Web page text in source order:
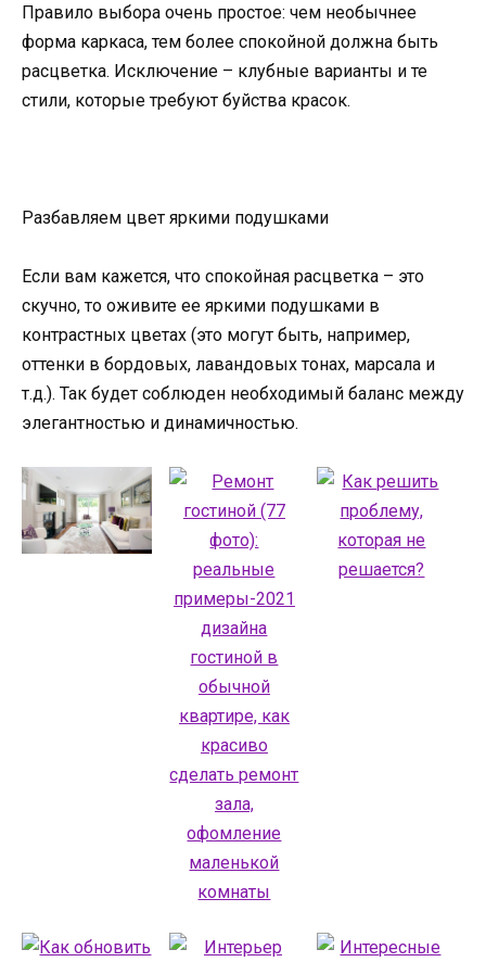
Правило выбора очень простое: чем необычнее
форма каркаса, тем более спокойной должна быть
расцветка. Исключение – клубные варианты и те
стили, которые требуют буйства красок.
Разбавляем цвет яркими подушками
Если вам кажется, что спокойная расцветка – это
скучно, то оживите ее яркими подушками в
контрастных цветах (это могут быть, например,
оттенки в бордовых, лавандовых тонах, марсала и
т.д.). Так будет соблюден необходимый баланс между
элегантностью и динамичностью.